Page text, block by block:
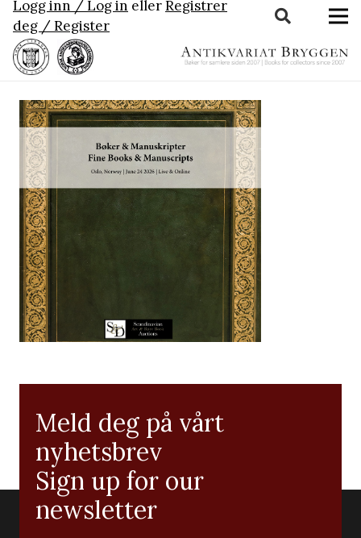
Logg inn / Log in ellerRegistrer
deg / Register
Meld deg på vårt
nyhetsbrev
Sign up for our
newsletter